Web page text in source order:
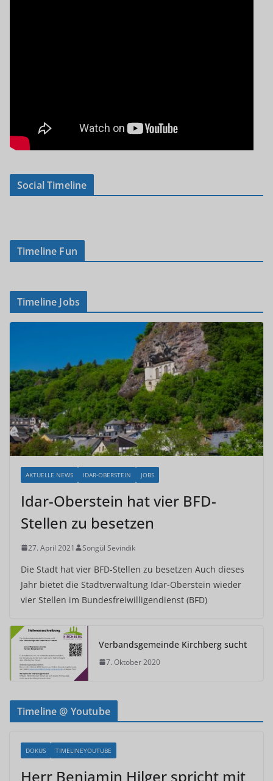
Social Timeline
Timeline Fun
Timeline Jobs
AKTUELLE NEWS IDAR-OBERSTEIN JOBS
Idar-Oberstein hat vier BFD-
Stellen zu besetzen
27. April 2021 Songül Sevindik
Die Stadt hat vier BFD-Stellen zu besetzen Auch dieses
Jahr bietet die Stadtverwaltung Idar-Oberstein wieder
vier Stellen im Bundesfreiwilligendienst (BFD)
Verbandsgemeinde Kirchberg sucht
7. Oktober 2020
Timeline @ Youtube
DOKUS TIMELINEYOUTUBE
Herr Benjamin Hilger spricht mit